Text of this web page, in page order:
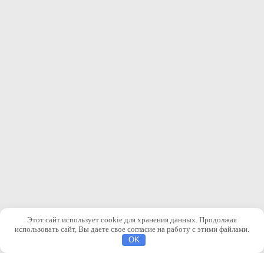
Этот сайт использует cookie для хранения данных. Продолжая
использовать сайт, Вы даете свое согласие на работу с этими файлами.
OK